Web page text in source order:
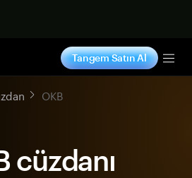
Tangem Satın Al
OKB
cüzdanı